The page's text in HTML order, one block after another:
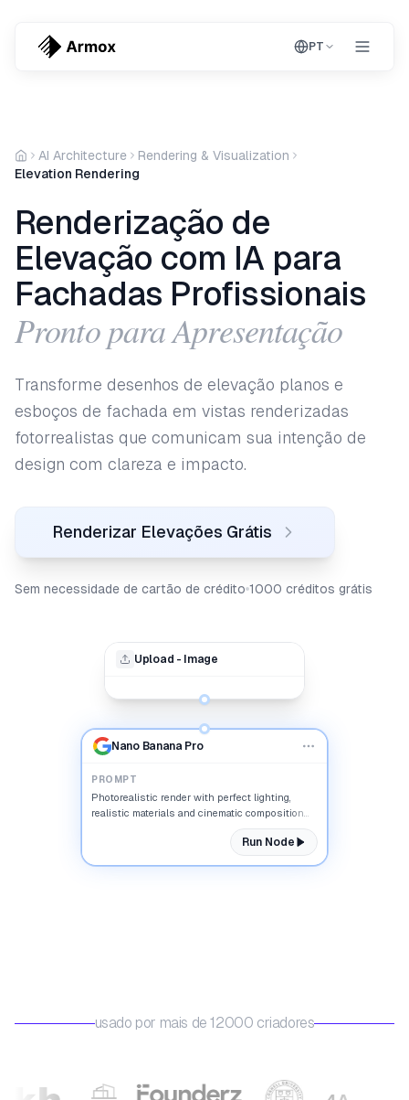
PT
AI Architecture
Rendering & Visualization
Elevation Rendering
Renderização de
Elevação com IA para
Fachadas Profissionais
Pronto para Apresentação
Transforme desenhos de elevação planos e
esboços de fachada em vistas renderizadas
fotorrealistas que comunicam sua intenção de
design com clareza e impacto.
Renderizar Elevações Grátis
Sem necessidade de cartão de crédito 1000 créditos grátis
Upload - Image
Nano Banana Pro
PROMPT
Photorealistic render with perfect lighting,
realistic materials and cinematic composition...
Run Node
usado por mais de 12000 criadores